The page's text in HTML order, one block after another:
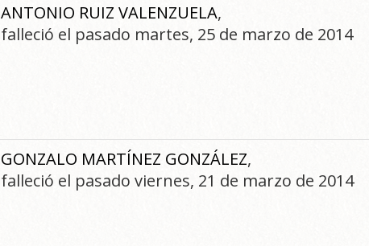
ANTONIO RUIZ VALENZUELA,
falleció el pasado martes, 25 de marzo de 2014
GONZALO MARTÍNEZ GONZÁLEZ,
falleció el pasado viernes, 21 de marzo de 2014